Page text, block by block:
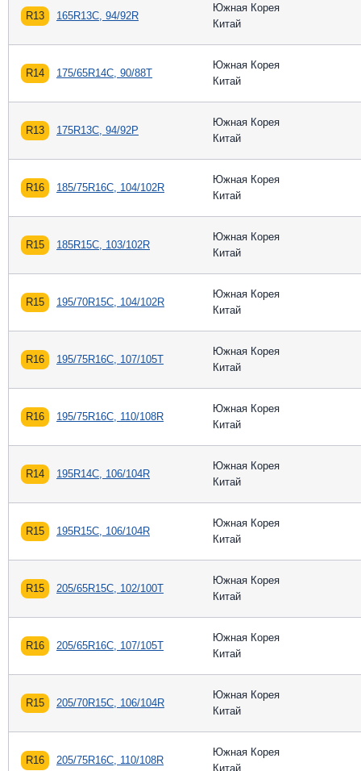
R13 165R13C, 94/92R
Южная Корея
Китай
R14 175/65R14C, 90/88T
Южная Корея
Китай
R13 175R13C, 94/92P
Южная Корея
Китай
R16 185/75R16C, 104/102R
Южная Корея
Китай
R15 185R15C, 103/102R
Южная Корея
Китай
R15 195/70R15C, 104/102R
Южная Корея
Китай
R16 195/75R16C, 107/105T
Южная Корея
Китай
R16 195/75R16C, 110/108R
Южная Корея
Китай
R14 195R14C, 106/104R
Южная Корея
Китай
R15 195R15C, 106/104R
Южная Корея
Китай
R15 205/65R15C, 102/100T
Южная Корея
Китай
R16 205/65R16C, 107/105T
Южная Корея
Китай
R15 205/70R15C, 106/104R
Южная Корея
Китай
R16 205/75R16C, 110/108R
Южная Корея
Китай